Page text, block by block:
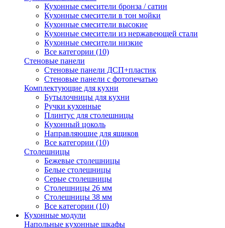
Кухонные смесители бронза / сатин
Кухонные смесители в тон мойки
Кухонные смесители высокие
Кухонные смесители из нержавеющей стали
Кухонные смесители низкие
Все категории (10)
Стеновые панели
Стеновые панели ДСП+пластик
Стеновые панели с фотопечатью
Комплектующие для кухни
Бутылочницы для кухни
Ручки кухонные
Плинтус для столешницы
Кухонный цоколь
Направляющие для ящиков
Все категории (10)
Столешницы
Бежевые столешницы
Белые столешницы
Серые столешницы
Столешницы 26 мм
Столешницы 38 мм
Все категории (10)
Кухонные модули
Напольные кухонные шкафы